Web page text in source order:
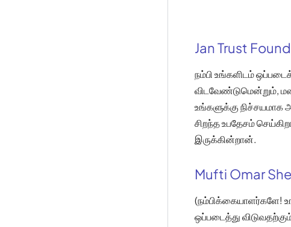
Jan Trust
நம்பி உங்களிடம்
விடவேண்டுமென்றும்,
உங்களுக்கு நிச்சயமாக
சிறந்த உபதேசம்
இருக்கின்றான்.
Mufti Omar
(நம்பிக்கையாளர்களே!
ஒப்படைத்து